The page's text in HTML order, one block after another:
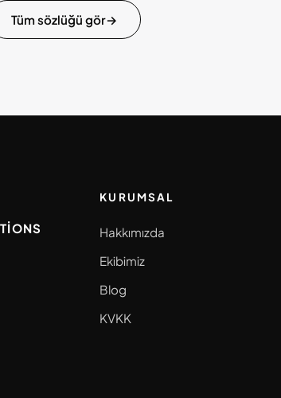
Tüm sözlüğü gör→
KURUMSAL
Hakkımızda
Ekibimiz
Blog
KVKK